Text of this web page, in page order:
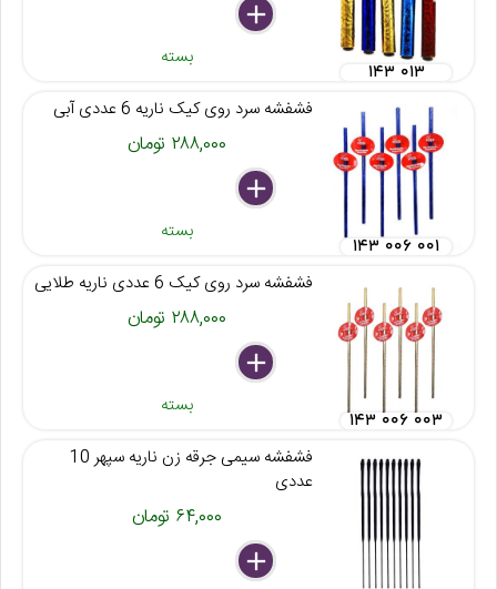
delete
remove
add
بسته
۱۴۳ ۰۱۳
فشفشه سرد روی کیک ناریه 6 عددی آبی
۲۸۸,۰۰۰ تومان
delete
remove
add
بسته
۱۴۳ ۰۰۶ ۰۰۱
فشفشه سرد روی کیک 6 عددی ناریه طلایی
۲۸۸,۰۰۰ تومان
delete
remove
add
بسته
۱۴۳ ۰۰۶ ۰۰۳
فشفشه سیمی جرقه زن ناریه سپهر 10
عددی
۶۴,۰۰۰ تومان
delete
remove
add